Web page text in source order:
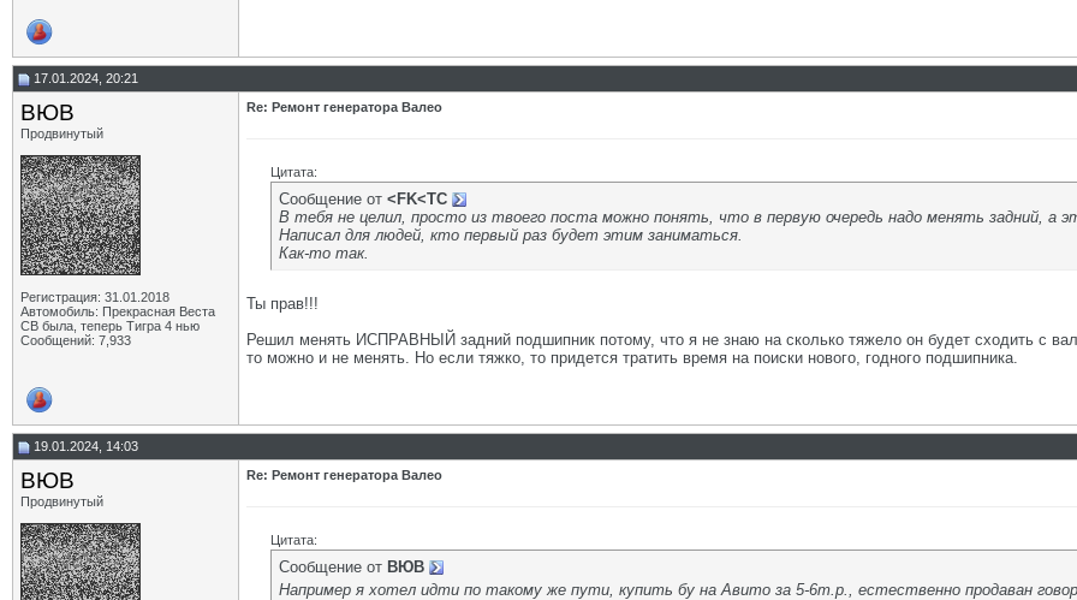
17.01.2024, 20:21
ВЮВ
Продвинутый
Регистрация: 31.01.2018
Автомобиль: Прекрасная Веста
СВ была, теперь Тигра 4 нью
Сообщений: 7,933
Re: Ремонт генератора Валео
Цитата:
Сообщение от <FK<TC
В тебя не целил, просто из твоего поста можно понять, что в первую очередь надо менять задний, а
Написал для людей, кто первый раз будет этим заниматься.
Как-то так.
Ты прав!!!
Решил менять ИСПРАВНЫЙ задний подшипник потому, что я не знаю на сколько тяжело он будет сходить с
то можно и не менять. Но если тяжко, то придется тратить время на поиски нового, годного подшипника.
19.01.2024, 14:03
ВЮВ
Продвинутый
Re: Ремонт генератора Валео
Цитата:
Сообщение от ВЮВ
Например я хотел идти по такому же пути, купить бу на Авито за 5-6т.р., естественно продаван